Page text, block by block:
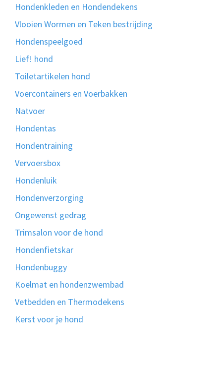
Hondenkleden en Hondendekens
Vlooien Wormen en Teken bestrijding
Hondenspeelgoed
Lief! hond
Toiletartikelen hond
Voercontainers en Voerbakken
Natvoer
Hondentas
Hondentraining
Vervoersbox
Hondenluik
Hondenverzorging
Ongewenst gedrag
Trimsalon voor de hond
Hondenfietskar
Hondenbuggy
Koelmat en hondenzwembad
Vetbedden en Thermodekens
Kerst voor je hond